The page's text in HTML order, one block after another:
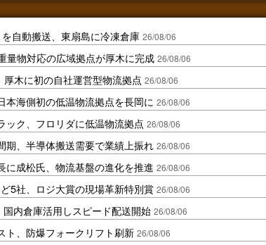
自動搬送、東扇島に冷凍倉庫 26/08/06
量物対応の広域拠点が厚木に完成 26/08/06
厚木に初の自社運営型物流拠点 26/08/06
本海側初の低温物流拠点を長岡に 26/08/06
ック、フロリダに低温物流拠点 26/08/06
期、半導体搬送需要で業績上振れ 26/08/06
に成松氏、物流基盤の進化を推進 26/08/06
5社、ロジ大賞の現場革新特別賞 26/08/06
内倉庫活用しスピード配送開始 26/08/06
ト、防爆フォークリフト刷新 26/08/06